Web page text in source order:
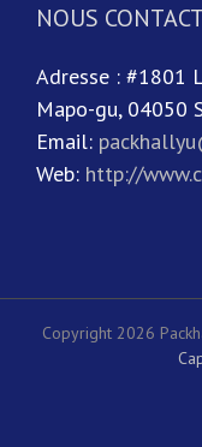
NOUS
Adresse : #1801
Mapo-gu, 04050
Email:
Web: http://
Copyright 2026